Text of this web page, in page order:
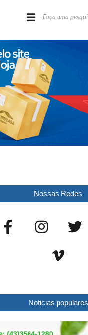
Nossas Redes
Noticias populares